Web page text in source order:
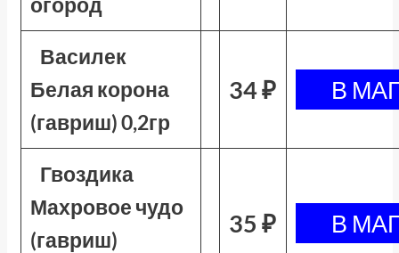
Василек
Белая корона
(гавриш) 0,2гр
34 ₽
Гвоздика
Махровое чудо
(гавриш)
35 ₽